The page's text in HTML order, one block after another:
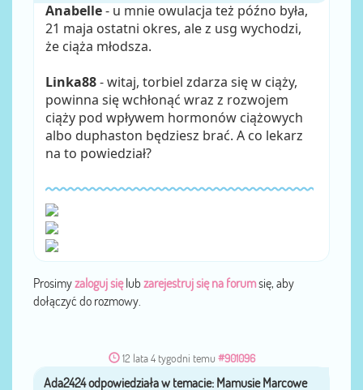
Anabelle- u mnie owulacja też późno była,
21 maja ostatni okres, ale z usg wychodzi,
że ciąża młodsza.
Linka88- witaj, torbiel zdarza się w ciąży,
powinna się wchłonąć wraz z rozwojem
ciąży pod wpływem hormonów ciążowych
albo duphaston będziesz brać. A co lekarz
na to powiedział?
Prosimyzaloguj sięlub zarejestruj się na forumsię, aby
dołączyć do rozmowy.
12 lata 4 tygodni temu #901096
przezAda2424